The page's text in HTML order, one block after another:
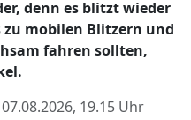
denn es blitzt wieder
mobilen Blitzern und
fahren sollten,
07.08.2026, 19.15 Uhr